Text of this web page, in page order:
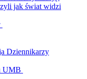
jak świat widzi
Dziennikarzy
UMB